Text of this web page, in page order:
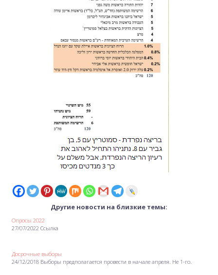
Другие новости на близкие темы:
Опросы 2022
27/07/2022 Ссылка
Досрочные выборы
24/12/2018 Выборы предполагается провести в начале апреля. Не 1-го.